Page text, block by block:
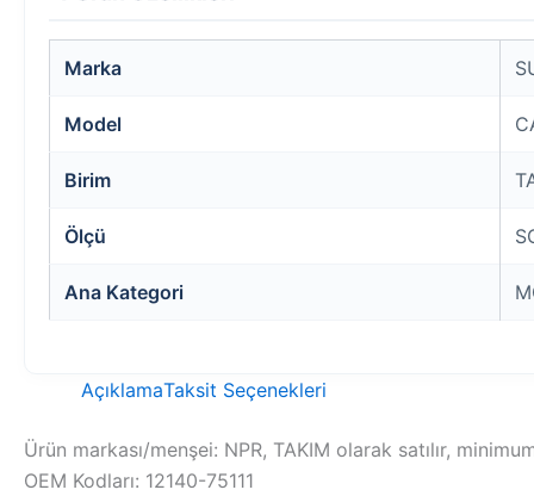
Marka
Model
Birim
Ölçü
Ana Kategori
AçıklamaTaksit Seçenekleri
Ürün markası/menşei: NPR, TAKIM olarak satılır,
OEM Kodları: 12140-75111